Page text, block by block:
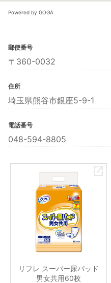
Powered by GOGA
郵便番号
〒360-0032
住所
埼玉県熊谷市銀座5-9-1
電話番号
048-594-8805
リフレ スーパー尿パッド
男女共用60枚